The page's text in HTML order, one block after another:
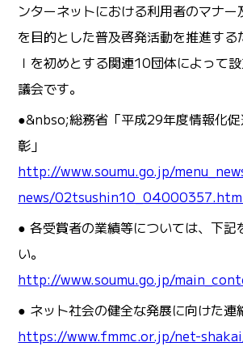
ンターネットにおける利用者のマナー
を目的とした普及啓発活動を推進する
Ｉを初めとする関連10団体によって
議会です。
●&nbso;総務省「平成29年度情報化
彰」
http://www.soumu.go.jp/
news/
● 各受賞者の業績等については、下記
い。
http://www.soumu.go.jp/
● ネット社会の健全な発展に向けた連
https://www.fmmc.or.jp/net-